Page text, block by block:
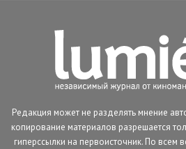
Редакция может не разделять мнение
копирование материалов разрешается
гиперссылки на первоисточник. По всем